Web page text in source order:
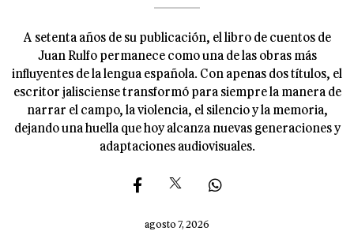
A setenta años de su publicación, el libro de cuentos de
Juan Rulfo permanece como una de las obras más
influyentes de la lengua española. Con apenas dos títulos, el
escritor jalisciense transformó para siempre la manera de
narrar el campo, la violencia, el silencio y la memoria,
dejando una huella que hoy alcanza nuevas generaciones y
adaptaciones audiovisuales.
agosto 7, 2026